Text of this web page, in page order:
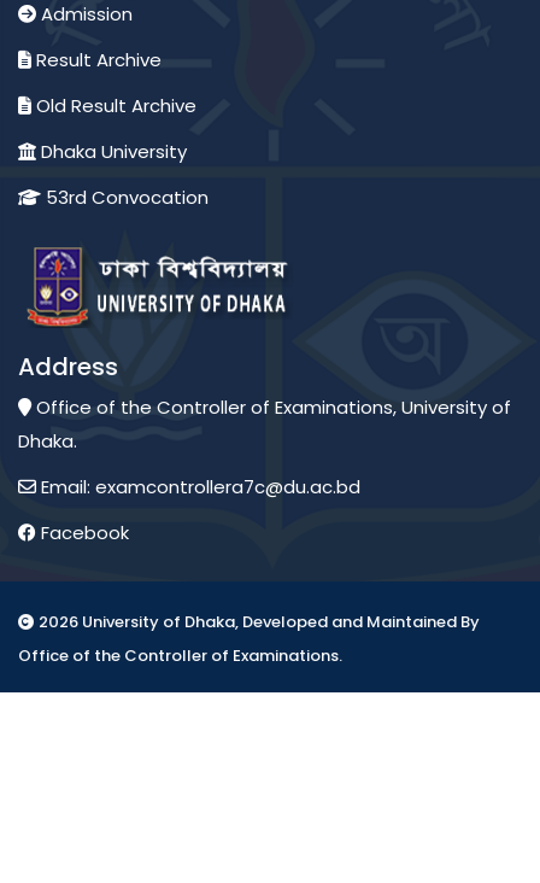
Admission
Result Archive
Old Result Archive
Dhaka University
53rd Convocation
Address
Office of the Controller of Examinations, University of
Dhaka.
Email: examcontrollera7c@du.ac.bd
Facebook
2026 University of Dhaka, Developed and Maintained By
Office of the Controller of Examinations.